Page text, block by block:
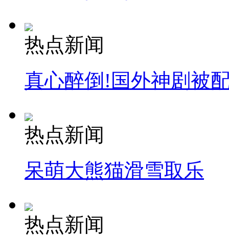
热点新闻
真心醉倒!国外神剧被
热点新闻
呆萌大熊猫滑雪取乐
热点新闻